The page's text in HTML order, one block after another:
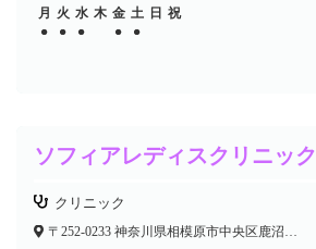
月 火 水 木 金 土 日 祝
●
● ● ●
● ● ● ● ●
●
ソフィアレディスクリニック
クリニック
〒252-0233 神奈川県相模原市中央区鹿沼台2-12-2 サンライズアートビル